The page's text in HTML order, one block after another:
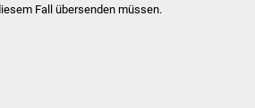
Fall übersenden müssen.